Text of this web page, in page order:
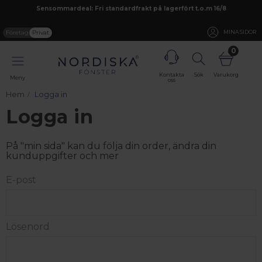
Sensommardeal: Fri standardfrakt på lagerfört t.o.m 16/8
Företag Privat MINA SIDOR
Meny
Kontakta
oss
Sök
0
Varukorg
Hem Logga in
Logga in
På "min sida" kan du följa din order, ändra din
kunduppgifter och mer
E-post
Lösenord